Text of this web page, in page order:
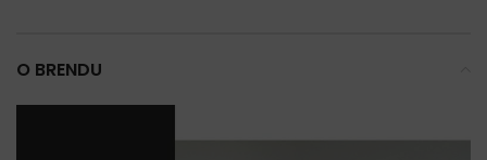
O BRENDU